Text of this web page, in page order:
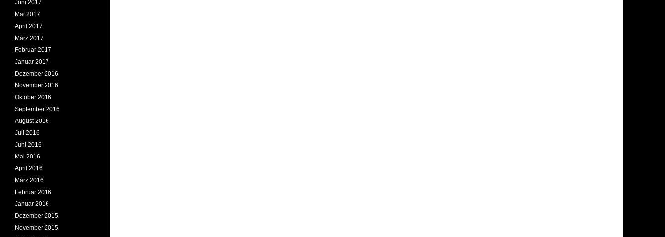
Juni 2017
Mai 2017
April 2017
März 2017
Februar 2017
Januar 2017
Dezember 2016
November 2016
Oktober 2016
September 2016
August 2016
Juli 2016
Juni 2016
Mai 2016
April 2016
März 2016
Februar 2016
Januar 2016
Dezember 2015
November 2015